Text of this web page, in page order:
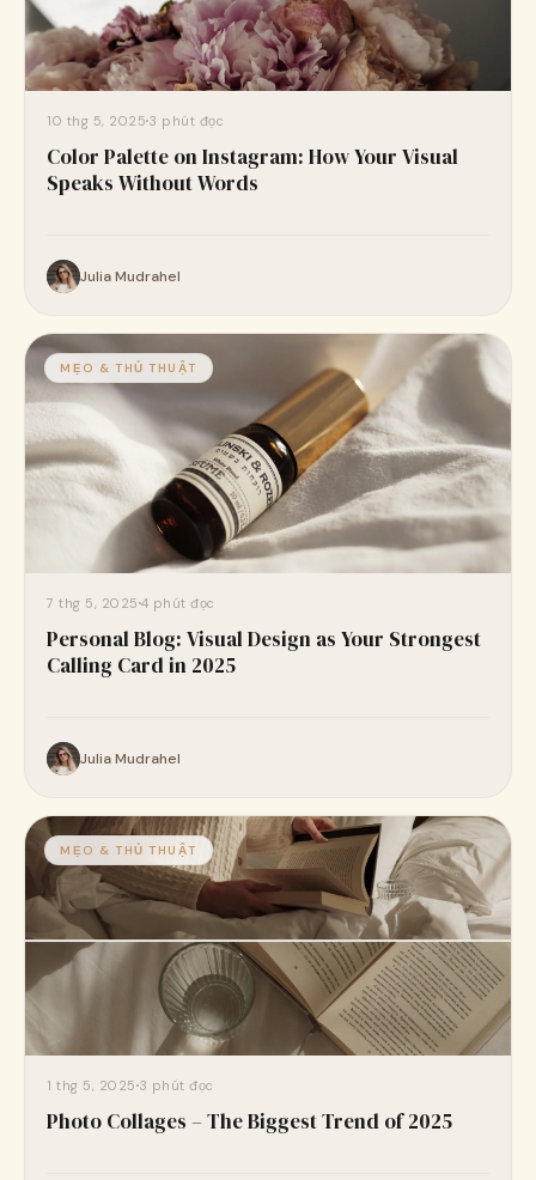
10 thg 5, 2025 3 phút đọc
Color Palette on Instagram: How Your Visual
Speaks Without Words
Julia Mudrahel
MẸO & THỦ THUẬT
7 thg 5, 2025 4 phút đọc
Personal Blog: Visual Design as Your Strongest
Calling Card in 2025
Julia Mudrahel
MẸO & THỦ THUẬT
1 thg 5, 2025 3 phút đọc
Photo Collages – The Biggest Trend of 2025